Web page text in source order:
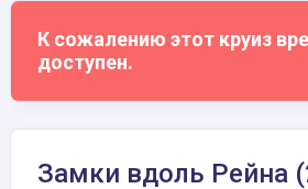
К сожалению этот круиз
доступен.
Замки вдоль Рейна